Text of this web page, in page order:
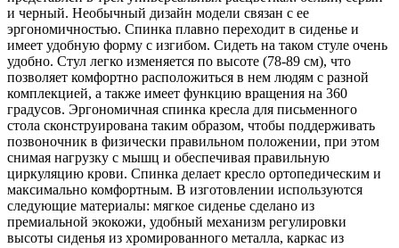
и черный. Необычный дизайн модели связан с ее
эргономичностью. Спинка плавно переходит в сиденье и
имеет удобную форму с изгибом. Сидеть на таком стуле очень
удобно. Стул легко изменяется по высоте (78-89 см), что
позволяет комфортно расположиться в нем людям с разной
комплекцией, а также имеет функцию вращения на 360
градусов. Эргономичная спинка кресла для письменного
стола сконструирована таким образом, чтобы поддерживать
позвоночник в физически правильном положении, при этом
снимая нагрузку с мышц и обеспечивая правильную
циркуляцию крови. Спинка делает кресло ортопедическим и
максимально комфортным. В изготовлении используются
следующие материалы: мягкое сиденье сделано из
премиальной экокожи, удобный механизм регулировки
высоты сиденья из хромированного металла, каркас из